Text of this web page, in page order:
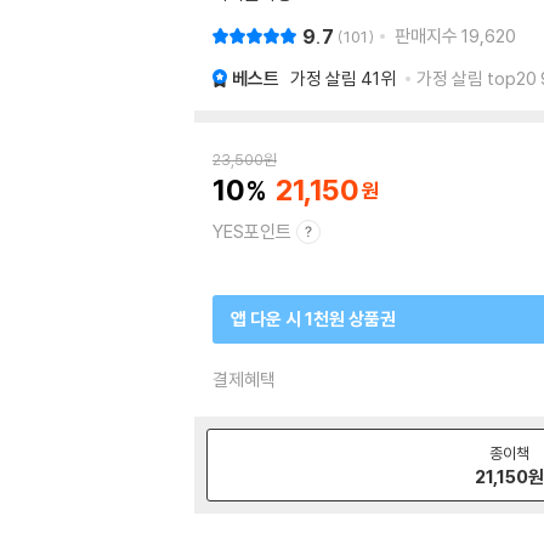
9.7 101 판매지수 19,620
베스트 가정 살림 41위 가정 살림 top20
23,500원
10 21,150
YES포인트
앱 다운 시 1천원 상품권
결제혜택
종이책
21,150원